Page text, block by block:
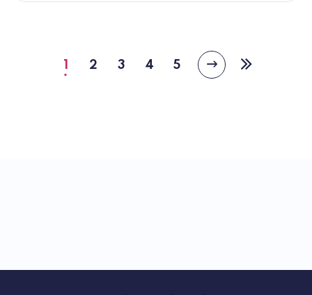
PagePage
2
Page
3
Page
4
Page
5
Page
suivante
Dernière